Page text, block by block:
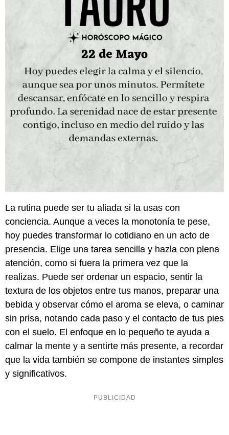
La rutina puede ser tu aliada si la usas con
conciencia. Aunque a veces la monotonía te pese,
hoy puedes transformar lo cotidiano en un acto de
presencia. Elige una tarea sencilla y hazla con plena
atención, como si fuera la primera vez que la
realizas. Puede ser ordenar un espacio, sentir la
textura de los objetos entre tus manos, preparar una
bebida y observar cómo el aroma se eleva, o caminar
sin prisa, notando cada paso y el contacto de tus pies
con el suelo. El enfoque en lo pequeño te ayuda a
calmar la mente y a sentirte más presente, a recordar
que la vida también se compone de instantes simples
y significativos.